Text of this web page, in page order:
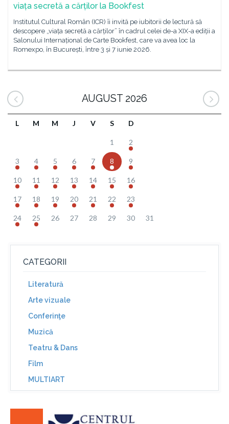
viața secretă a cărților la Bookfest
Institutul Cultural Român (ICR) îi invită pe iubitorii de lectură să
descopere „viața secretă a cărților” în cadrul celei de-a XIX-a ediții a
Salonului Internațional de Carte Bookfest, care va avea loc la
Romexpo, în București, între 3 și 7 iunie 2026.
AUGUST 2026
L M M J V S D
1 2
3 4 5 6 7 8 9
10 11 12 13 14 15 16
17 18 19 20 21 22 23
24 25 26 27 28 29 30 31
CATEGORII
Literatură
Arte vizuale
Conferinţe
Muzică
Teatru & Dans
Film
MULTIART